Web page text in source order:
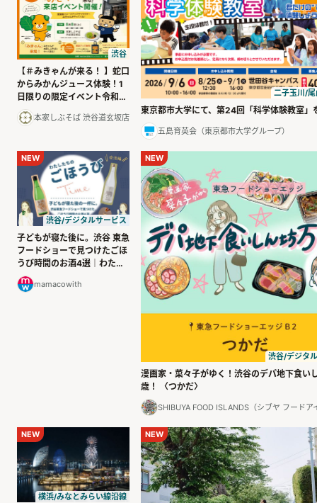
渋谷
【＃みきゃんが来る！ 】蛇口
からみかんジュース体験！1
日限りの限定イベント令和８
年８月８日（土）開催
本家しぶそば 渋谷道玄坂店
二子玉川/
東京都市大学にて、第24回「科学体験教室」
五島育英会（東京都市大学グループ）
NEW
渋谷/デジタルサービス
子どもが寝た後に。渋谷 東急
フードショーで見つけたごほ
うび時間のお酒4選｜わたし
たちのごほうびタイム
mamacowith
NEW
渋谷/デジタ
漫画家・菜々子がゆく！渋谷のデパ地下食い
歳！ 〈つかだ〉
SHIBUYA FOOD ISLANDS（シブヤ フードア
NEW
横浜/みなとみらい線沿線
NEW